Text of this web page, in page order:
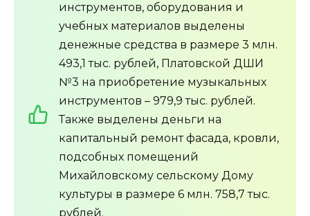
инструментов, оборудования и
учебных материалов выделены
денежные средства в размере 3 млн.
493,1 тыс. рублей, Платовской ДШИ
№3 на приобретение музыкальных
инструментов – 979,9 тыс. рублей.
Также выделены деньги на
капитальный ремонт фасада, кровли,
подсобных помещений
Михайловскому сельскому Дому
культуры в размере 6 млн. 758,7 тыс.
рублей.